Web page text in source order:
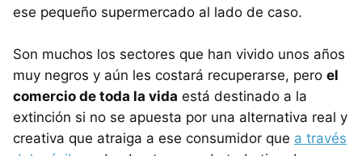
ese pequeño supermercado al lado de caso.
Son muchos los sectores que han vivido unos años
muy negros y aún les costará recuperarse, pero el
comercio de toda la vida está destinado a la
extinción si no se apuesta por una alternativa real y
creativa que atraiga a ese consumidor que a través